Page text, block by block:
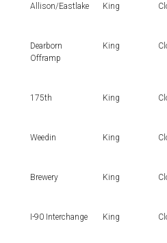
Allison/Eastlake King
Dearborn
Offramp
King
175th King
Weedin King
Brewery King
I-90 Interchange King